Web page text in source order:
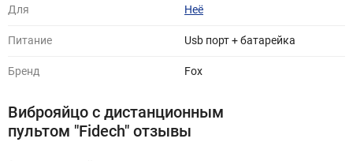
Для Неё
Питание Usb порт + батарейка
Бренд Fox
Виброяйцо с дистанционным
пультом "Fidech" отзывы